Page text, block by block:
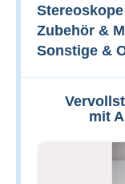
Zubehör &
Sonstige &
mit